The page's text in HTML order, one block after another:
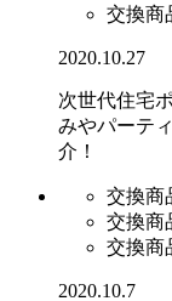
交換商
2020.10.27
次世代住宅
みやパーテ
介！
交換商
交換商
交換商
2020.10.7